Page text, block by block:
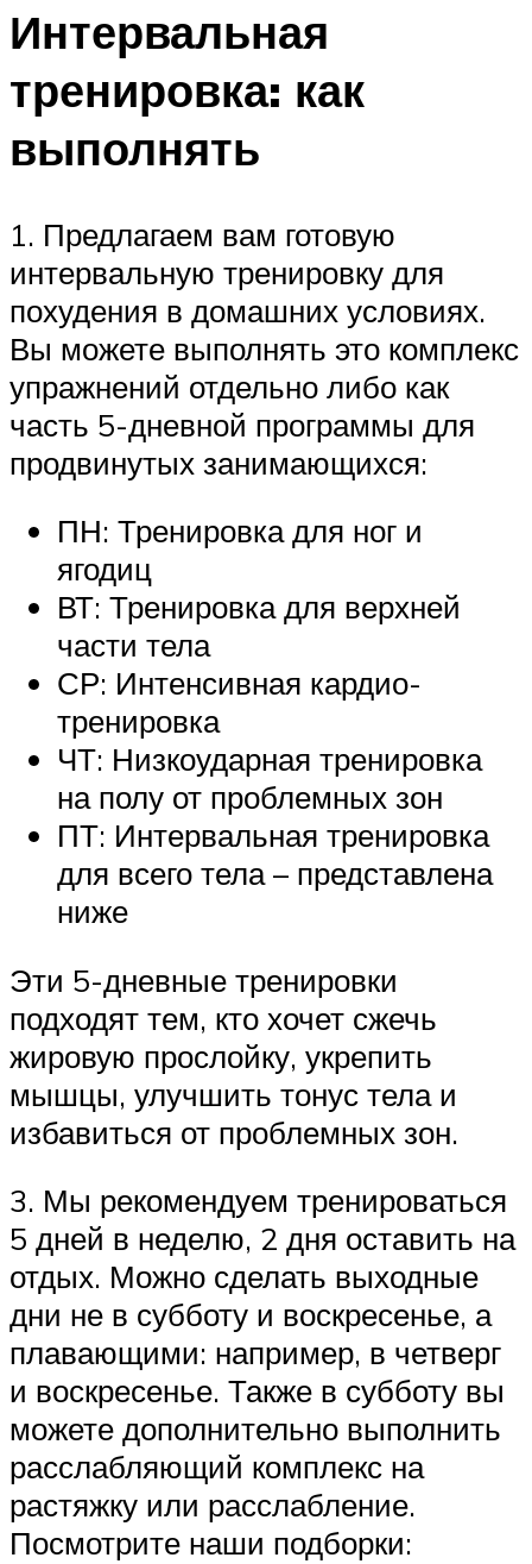
Интервальная
тренировка: как
выполнять
1. Предлагаем вам готовую
интервальную тренировку для
похудения в домашних условиях.
Вы можете выполнять это комплекс
упражнений отдельно либо как
часть 5-дневной программы для
продвинутых занимающихся:
ПН: Тренировка для ног и
ягодиц
ВТ: Тренировка для верхней
части тела
СР: Интенсивная кардио-
тренировка
ЧТ: Низкоударная тренировка
на полу от проблемных зон
ПТ: Интервальная тренировка
для всего тела – представлена
ниже
Эти 5-дневные тренировки
подходят тем, кто хочет сжечь
жировую прослойку, укрепить
мышцы, улучшить тонус тела и
избавиться от проблемных зон.
3. Мы рекомендуем тренироваться
5 дней в неделю, 2 дня оставить на
отдых. Можно сделать выходные
дни не в субботу и воскресенье, а
плавающими: например, в четверг
и воскресенье. Также в субботу вы
можете дополнительно выполнить
расслабляющий комплекс на
растяжку или расслабление.
Посмотрите наши подборки: